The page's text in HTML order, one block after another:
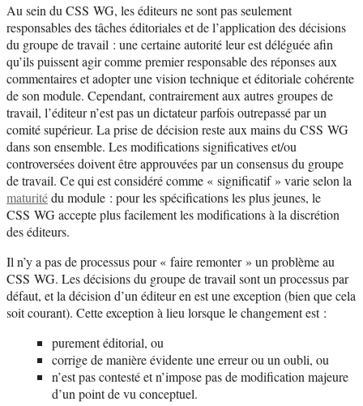
Au sein du CSS WG, les éditeurs ne sont pas seulement
responsables des tâches éditoriales et de l’application des décisions
du groupe de travail : une certaine autorité leur est déléguée afin
qu’ils puissent agir comme premier responsable des réponses aux
commentaires et adopter une vision technique et éditoriale cohérente
de son module. Cependant, contrairement aux autres groupes de
travail, l’éditeur n’est pas un dictateur parfois outrepassé par un
comité supérieur. La prise de décision reste aux mains du CSS WG
dans son ensemble. Les modifications significatives et/ou
controversées doivent être approuvées par un consensus du groupe
de travail. Ce qui est considéré comme « significatif » varie selon la
maturitédu module : pour les spécifications les plus jeunes, le
CSS WG accepte plus facilement les modifications à la discrétion
des éditeurs.
Il n’y a pas de processus pour « faire remonter » un problème au
CSS WG. Les décisions du groupe de travail sont un processus par
défaut, et la décision d’un éditeur en est une exception (bien que cela
soit courant). Cette exception à lieu lorsque le changement est :
purement éditorial, ou
corrige de manière évidente une erreur ou un oubli, ou
n’est pas contesté et n’impose pas de modification majeure
d’un point de vu conceptuel.